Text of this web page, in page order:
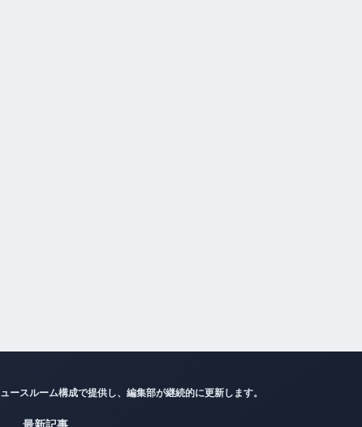
スルーム構成で提供し、編集部が継続的に更新します。